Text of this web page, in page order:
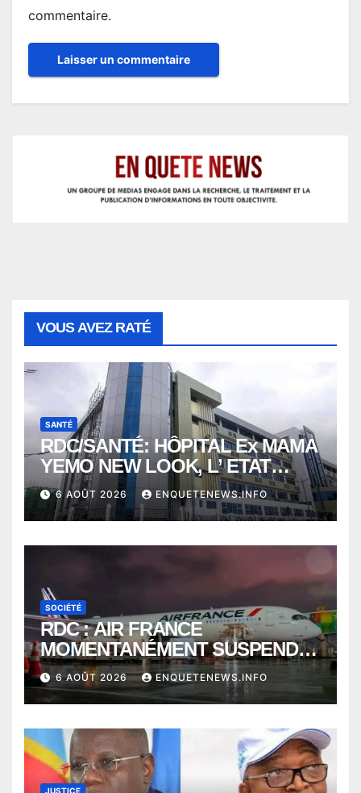
commentaire.
VOUS AVEZ RATÉ
SANTÉ
RDC/SANTÉ: HÔPITAL Ex MAMA
YEMO NEW LOOK, L’ ETAT
PERD LE CONTROLE
6 AOÛT 2026 ENQUETENEWS.INFO
SOCIÉTÉ
RDC : AIR FRANCE
MOMENTANÉMENT SUSPENDU
ENTRE KINSHASA ET PARIS ?
6 AOÛT 2026 ENQUETENEWS.INFO
JUSTICE